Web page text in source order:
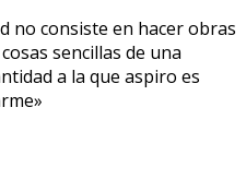
no consiste en hacer obras
sencillas de una
a la que aspiro es